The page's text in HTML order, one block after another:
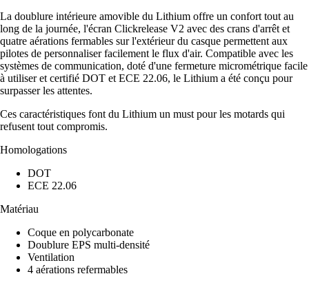
La doublure intérieure amovible du Lithium offre un confort tout au
long de la journée, l'écran Clickrelease V2 avec des crans d'arrêt et
quatre aérations fermables sur l'extérieur du casque permettent aux
pilotes de personnaliser facilement le flux d'air. Compatible avec les
systèmes de communication, doté d'une fermeture micrométrique facile
à utiliser et certifié DOT et ECE 22.06, le Lithium a été conçu pour
surpasser les attentes.
Ces caractéristiques font du Lithium un must pour les motards qui
refusent tout compromis.
Homologations
DOT
ECE 22.06
Matériau
Coque en polycarbonate
Doublure EPS multi-densité
Ventilation
4 aérations refermables